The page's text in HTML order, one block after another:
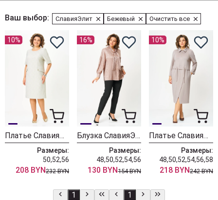
Ваш выбор: СлавияЭлит Бежевый Очистить все
10%
Платье СлавияЭлит 563 однотон с люрексом
Размеры:
50,52,56
208 BYN232 BYN
16%
Блузка СлавияЭлит 559 капучино
Размеры:
48,50,52,54,56
130 BYN154 BYN
10%
Платье СлавияЭлит 560 капучино
Размеры:
48,50,52,54,56,58
218 BYN242 BYN
1 1